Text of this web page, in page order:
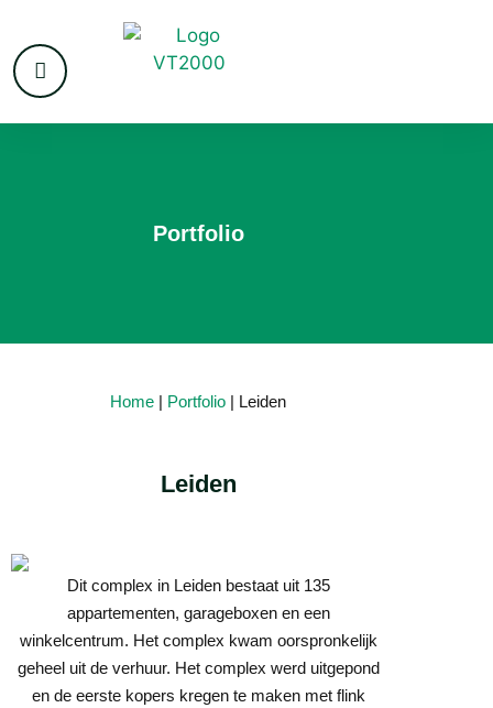
Portfolio
Home | Portfolio | Leiden
Leiden
Dit complex in Leiden bestaat uit 135
appartementen, garageboxen en een
winkelcentrum. Het complex kwam oorspronkelijk
geheel uit de verhuur. Het complex werd uitgepond
en de eerste kopers kregen te maken met flink